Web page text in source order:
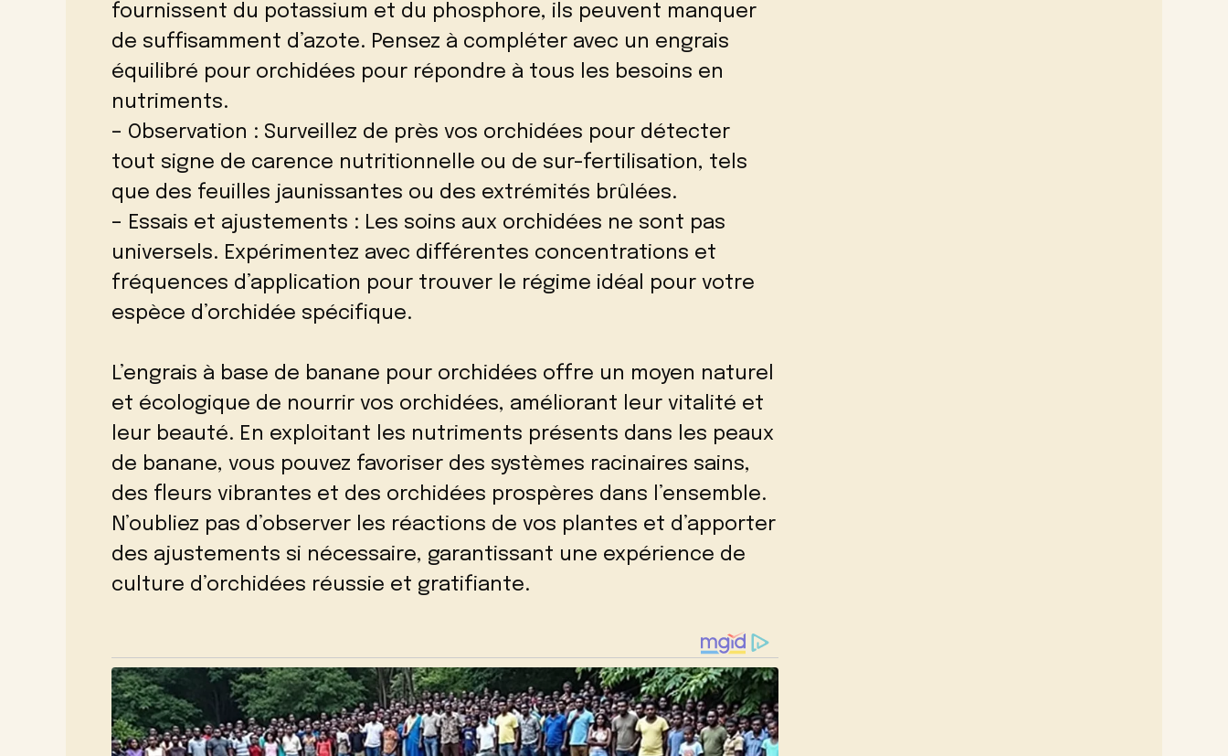
fournissent du potassium et du phosphore, ils peuvent manquer
de suffisamment d’azote. Pensez à compléter avec un engrais
équilibré pour orchidées pour répondre à tous les besoins en
nutriments.
– Observation : Surveillez de près vos orchidées pour détecter
tout signe de carence nutritionnelle ou de sur-fertilisation, tels
que des feuilles jaunissantes ou des extrémités brûlées.
– Essais et ajustements : Les soins aux orchidées ne sont pas
universels. Expérimentez avec différentes concentrations et
fréquences d’application pour trouver le régime idéal pour votre
espèce d’orchidée spécifique.
L’engrais à base de banane pour orchidées offre un moyen naturel
et écologique de nourrir vos orchidées, améliorant leur vitalité et
leur beauté. En exploitant les nutriments présents dans les peaux
de banane, vous pouvez favoriser des systèmes racinaires sains,
des fleurs vibrantes et des orchidées prospères dans l’ensemble.
N’oubliez pas d’observer les réactions de vos plantes et d’apporter
des ajustements si nécessaire, garantissant une expérience de
culture d’orchidées réussie et gratifiante.